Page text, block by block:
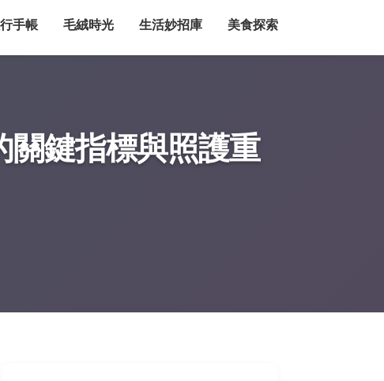
手帳 毛絨時光 生活妙招庫 美食探索
關鍵指標與照護重